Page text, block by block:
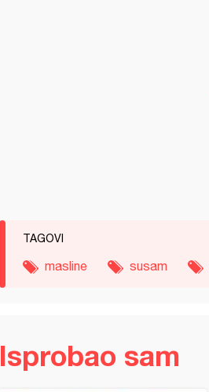
TAGOVI
masline susam
Isprobao sam